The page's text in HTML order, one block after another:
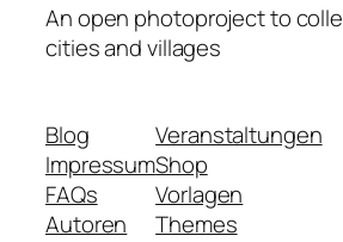
An open photoproject to
cities and villages
Blog
Impressum
FAQs
Autoren
Veranstaltungen
Shop
Vorlagen
Themes